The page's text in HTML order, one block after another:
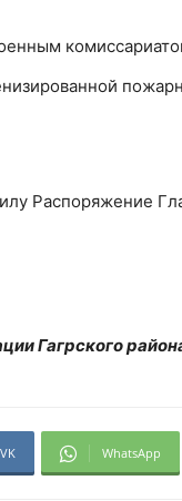
Распоряжение
Гагрского
VK WhatsApp